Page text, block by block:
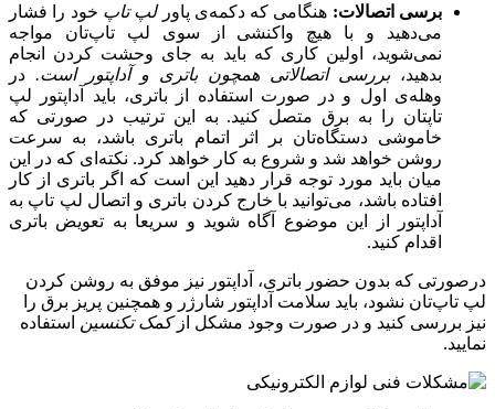
برسی اتصالات: هنگامی که دکمه‌ی پاورلپ تاپ خود را فشار
می‌دهید و با هیچ واکنشی از سوی لپ تاپ‌تان مواجه
نمی‌شوید، اولین کاری که باید به جای وحشت کردن انجام
بدهید،بررسی اتصالاتی همچون باتری و آداپتور است. در
وهله‌ی اول و در صورت استفاده از باتری، باید آداپتور لپ
تاپتان را به برق متصل کنید. به این ترتیب در صورتی که
خاموشی دستگاه‌تان بر اثر اتمام باتری باشد، به سرعت
روشن خواهد شد و شروع به کار خواهد کرد. نکته‌ای که در این
میان باید مورد توجه قرار دهید این است که اگر باتری از کار
افتاده باشد، می‌توانید با خارج کردن باتری و اتصال لپ تاپ به
آداپتور از این موضوع آگاه شوید و سریعا به تعویض باتری
اقدام کنید.
درصورتی که بدون حضور باتری، آداپتور نیز موفق به روشن کردن
لپ تاپ‌تان نشود، باید سلامت آداپتور شارژر و همچنین پریز برق را
نیز بررسی کنید و در صورت وجود مشکل ازکمک تکنسین استفاده
نمایید.